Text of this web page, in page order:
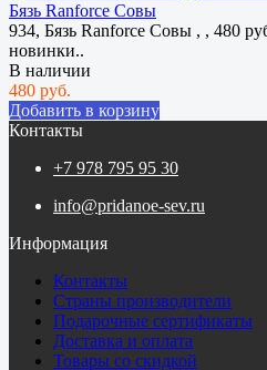
Бязь Ranforce Совы
934, Бязь Ranforce Совы , , 480
новинки..
В наличии
480 руб.
Добавить в корзину
Контакты
+7 978 795 95 30
info@pridanoe-sev.ru
Информация
Контакты
Страны производители
Подарочные сертификаты
Доставка и оплата
Товары со скидкой